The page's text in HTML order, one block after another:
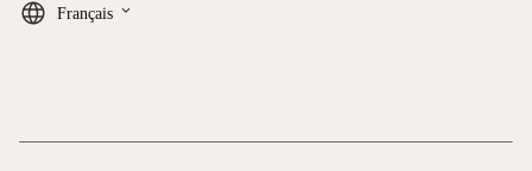
Français keyboard_arrow_down